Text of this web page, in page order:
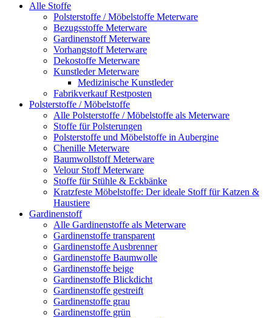
Alle Stoffe
Polsterstoffe / Möbelstoffe Meterware
Bezugsstoffe Meterware
Gardinenstoff Meterware
Vorhangstoff Meterware
Dekostoffe Meterware
Kunstleder Meterware
Medizinische Kunstleder
Fabrikverkauf Restposten
Polsterstoffe / Möbelstoffe
Alle Polsterstoffe / Möbelstoffe als Meterware
Stoffe für Polsterungen
Polsterstoffe und Möbelstoffe in Aubergine
Chenille Meterware
Baumwollstoff Meterware
Velour Stoff Meterware
Stoffe für Stühle & Eckbänke
Kratzfeste Möbelstoffe: Der ideale Stoff für Katzen &
Haustiere
Gardinenstoff
Alle Gardinenstoffe als Meterware
Gardinenstoffe transparent
Gardinenstoffe Ausbrenner
Gardinenstoffe Baumwolle
Gardinenstoffe beige
Gardinenstoffe Blickdicht
Gardinenstoffe gestreift
Gardinenstoffe grau
Gardinenstoffe grün